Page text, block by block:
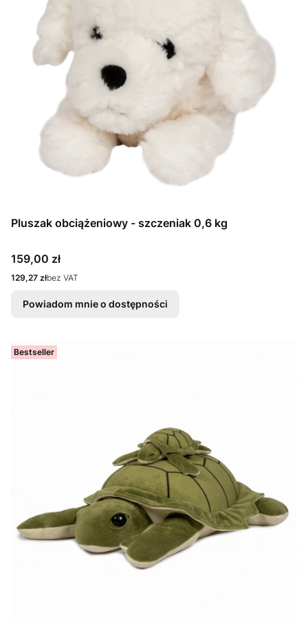
Pluszak obciążeniowy - szczeniak 0,6 kg
Cena
159,00 zł
Cena
129,27 złbez VAT
Powiadom mnie o dostępności
Bestseller